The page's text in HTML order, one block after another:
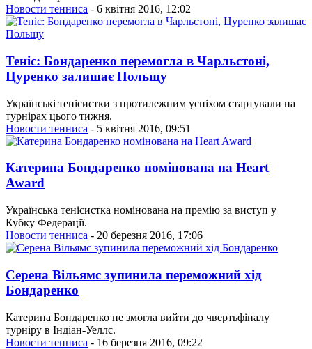
Новости тенниса - 6 квітня 2016, 12:02
Теніс: Бондаренко перемогла в Чарльстоні,
Цуренко залишає Польщу
Українські тенісистки з протилежним успіхом стартували на
турнірах цього тижня.
Новости тенниса - 5 квітня 2016, 09:51
Катерина Бондаренко номінована на Heart
Award
Українська тенісистка номінована на премію за виступ у
Кубку Федерації.
Новости тенниса - 20 березня 2016, 17:06
Серена Вільямс зупинила переможний хід
Бондаренко
Катерина Бондаренко не змогла вийти до чвертьфіналу
турніру в Індіан-Уеллс.
Новости тенниса - 16 березня 2016, 09:22